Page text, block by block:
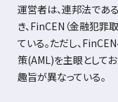
運営者は、連邦法であ
き、 FinCEN （金融犯罪
ている。ただし、 FinCEN
策(AML)を主眼として
趣旨が異なっている。